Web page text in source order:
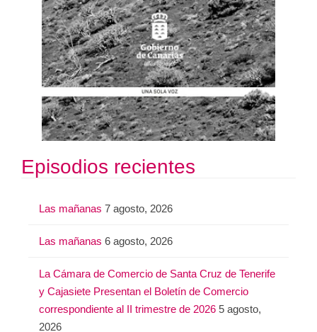
Episodios recientes
Las mañanas 7 agosto, 2026
Las mañanas 6 agosto, 2026
La Cámara de Comercio de Santa Cruz de Tenerife
y Cajasiete Presentan el Boletín de Comercio
correspondiente al II trimestre de 2026 5 agosto,
2026